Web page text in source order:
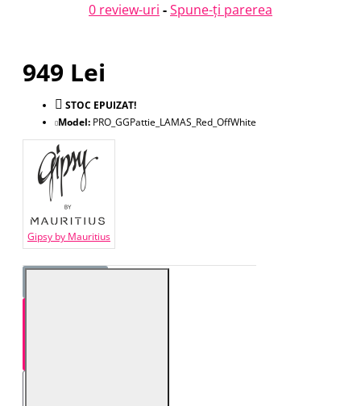
0 review-uri -Spune-ţi parerea
949 Lei
STOC EPUIZAT!
Model: PRO_GGPattie_LAMAS_Red_OffWhite
Gipsy by Mauritius